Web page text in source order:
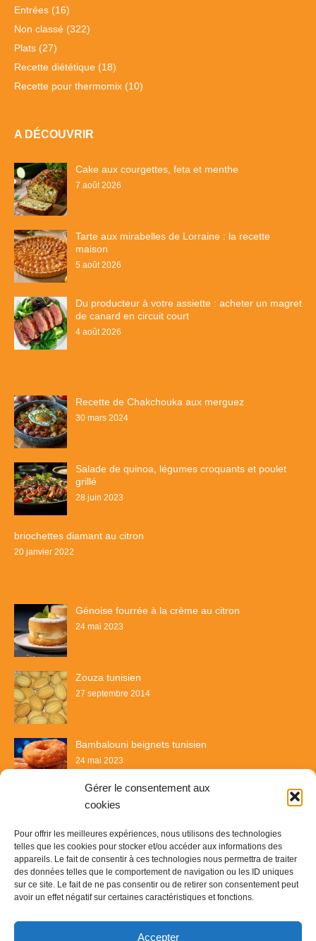
Gérer le consentement aux
cookies
Pour offrir les meilleures expériences, nous utilisons des technologies
telles que les cookies pour stocker et/ou accéder aux informations des
appareils. Le fait de consentir à ces technologies nous permettra de traiter
des données telles que le comportement de navigation ou les ID uniques
sur ce site. Le fait de ne pas consentir ou de retirer son consentement peut
avoir un effet négatif sur certaines caractéristiques et fonctions.
Accepter
Entrées (16)
Non classé (322)
Plats (27)
Recette diététique (18)
Recette pour thermomix (10)
A DÉCOUVRIR
Cake aux courgettes, feta et menthe
7 août 2026
Tarte aux mirabelles de Lorraine : la recette
maison
5 août 2026
Du producteur à votre assiette : acheter un magret
de canard en circuit court
4 août 2026
Recette de Chakchouka aux merguez
30 mars 2024
Salade de quinoa, légumes croquants et poulet
grillé
28 juin 2023
briochettes diamant au citron
20 janvier 2022
Génoise fourrée à la crème au citron
24 mai 2023
Zouza tunisien
27 septembre 2014
Bambalouni beignets tunisien
24 mai 2023
Recette & Délices